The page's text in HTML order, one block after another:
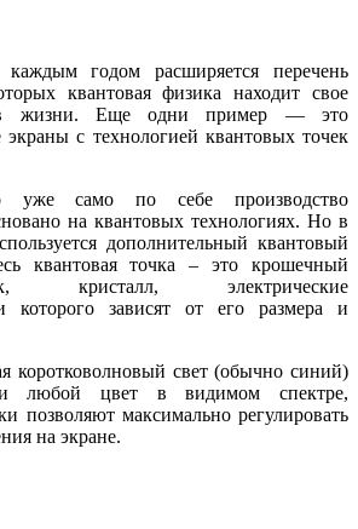
каждым годом расширяется перечень
квантовая физика находит свое
в жизни. Еще одни пример — это
экраны с технологией квантовых точек
уже само по себе производство
на квантовых технологиях. Но в
дополнительный квантовый
квантовая точка – это крошечный
кристалл, электрические
которого зависят от его размера и
коротковолновый свет (обычно синий)
любой цвет в видимом спектре,
позволяют максимально регулировать
на экране.